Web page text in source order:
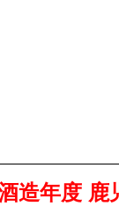
造年度 鹿